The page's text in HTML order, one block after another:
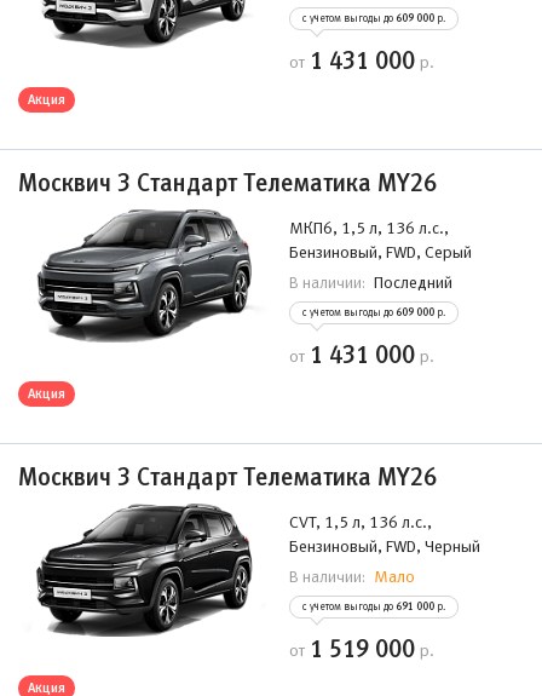
с учетом выгоды до 609 000 р.
от 1 431 000 р.
Акция
Москвич 3 Стандарт Телематика MY26
МКП6, 1,5 л, 136 л.с.,
Бензиновый, FWD, Серый
В наличии: Последний
с учетом выгоды до 609 000 р.
от 1 431 000 р.
Акция
Москвич 3 Стандарт Телематика MY26
CVT, 1,5 л, 136 л.с.,
Бензиновый, FWD, Черный
В наличии: Мало
с учетом выгоды до 691 000 р.
от 1 519 000 р.
Акция